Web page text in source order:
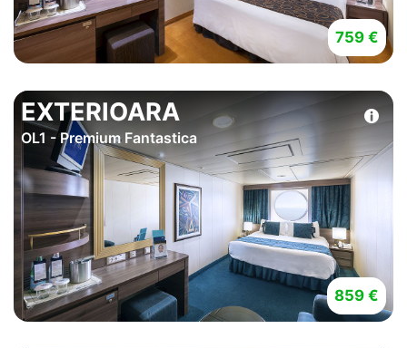
759 €
EXTERIOARA
OL1 - Premium Fantastica
859 €